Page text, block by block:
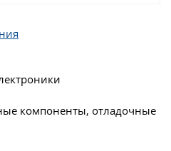
компоненты, отладочные